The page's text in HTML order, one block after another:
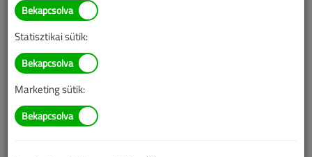
Szabványok
Változik a fürdőszobák
villanyszerelésével
Statisztikai sütik:
Marketing sütik: